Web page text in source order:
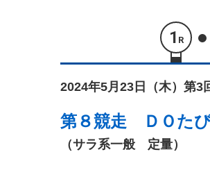
1 R
2024年5月23日（木） 第3
第８競走 ＤＯた
（サラ系一般 定量）